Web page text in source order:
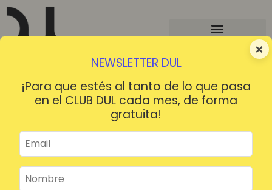
×
NEWSLETTER DUL
¡Para que estés al tanto de lo que pasa
en el CLUB DUL cada mes, de forma
gratuita!
¡HOLA!